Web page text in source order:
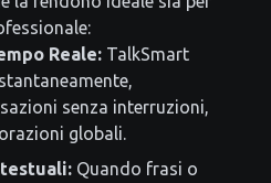
Reale: TalkSmart
senza interruzioni,
globali.
Quando frasi o